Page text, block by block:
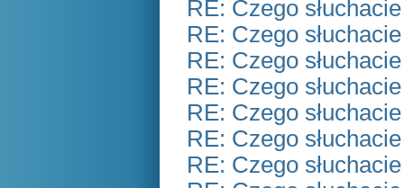
RE: Czego
RE: Czego
RE: Czego
RE: Czego
RE: Czego
RE: Czego
RE: Czego